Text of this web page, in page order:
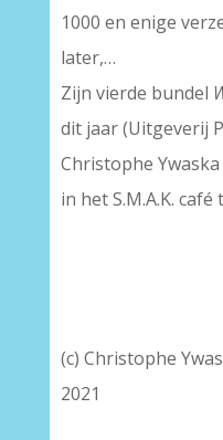
1000 en enige
later,…
Zijn vierde bundel
dit jaar (Uitgeverij
Christophe
in het S.M.A.K. café
(c) Christophe
2021